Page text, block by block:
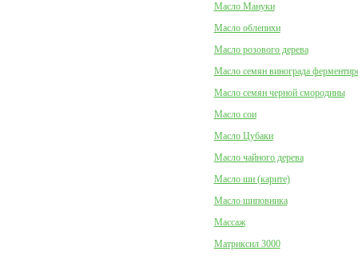
Масло Мануки
Масло облепихи
Масло розового дерева
Масло семян винограда
Масло семян черной смородины
Масло сои
Масло Цубаки
Масло чайного дерева
Масло ши (карите)
Масло шиповника
Массаж
Матриксил 3000